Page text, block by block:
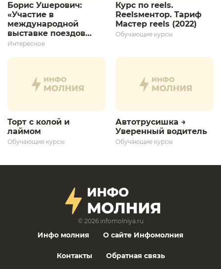
Борис Ушерович:
«Участие в
международной
выставке поездов
дает толчок для
развития»
Интересное
Курс по reels.
Reelsментор. Тариф
Мастер reels (2022)
Обучающие курсы
Торт с колой и
лаймом
Обучающие курсы
Автотрусишка →
Уверенный водитель​
Обучающие курсы
© 2026 infomolniya.ru
Инфо молния О сайте Инфомолния
Контакты Обратная связь